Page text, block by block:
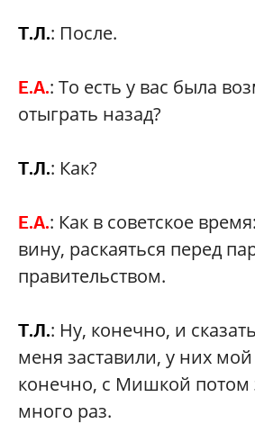
Т.Л.: После.
Е.А.: То есть у вас была
отыграть назад?
Т.Л.: Как?
Е.А.: Как в советское
вину, раскаяться перед
правительством.
Т.Л.: Ну, конечно, и
меня заставили, у них
конечно, с Мишкой потом
много раз.